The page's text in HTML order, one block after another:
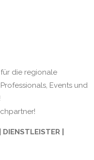
die regionale
Events und
|